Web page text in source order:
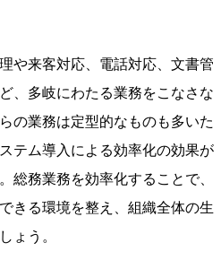
や来客対応、電話対応、文書管
、多岐にわたる業務をこなさな
の業務は定型的なものも多いた
テム導入による効率化の効果が
総務業務を効率化することで、
きる環境を整え、組織全体の生
ょう。